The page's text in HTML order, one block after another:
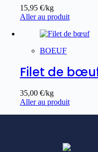
15,95 €/kg
Aller au produit
BOEUF
Filet de
35,00 €/kg
Aller au produit